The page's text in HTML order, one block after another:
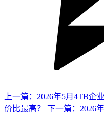
上一篇：2026年5月4TB企
价比最高？
下一篇：2026